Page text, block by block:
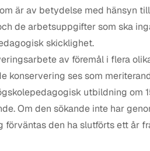
är av betydelse med hänsyn till
de arbetsuppgifter som ska
skicklighet.
av föremål i flera
konservering ses som
utbildning om
Om den sökande inte har
den ha slutförts ett år